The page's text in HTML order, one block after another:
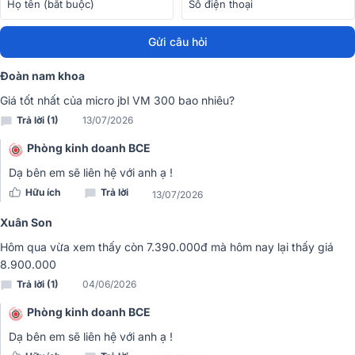
nghiệp, hiện đại, được chế tác tỉ mỉ để đáp ứng mọi yêu cầu khắt
khe của người dùng trong lĩnh vực âm thanh karaoke và biểu diễn
chuyên nghiệp. Hệ thống bao gồm 1 bộ thu SR300
nghiệm thu âm sắc nét, ổn định và mạnh mẽ.
Gửi câu hỏi
Đoàn nam khoa
Giá tốt nhất của micro jbl VM 300 bao nhiêu?
Trả lời (1) 13/07/2026
Phòng kinh doanh BCE
Dạ bên em sẽ liên hệ với anh ạ !
Hữu ích Trả lời 13/07/2026
Xuân Son
Hôm qua vừa xem thấy còn 7.390.000đ mà hôm nay lại thấy giá
8.900.000
Trả lời (1) 04/06/2026
Phòng kinh doanh BCE
Dạ bên em sẽ liên hệ với anh ạ !